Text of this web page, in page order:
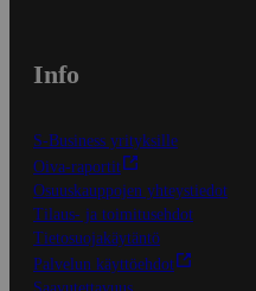
Info
S-Business yrityksille
Oiva-raportit
Osuuskauppojen yhteystiedot
Tilaus- ja toimitusehdot
Tietosuojakäytäntö
Palvelun käyttöehdot